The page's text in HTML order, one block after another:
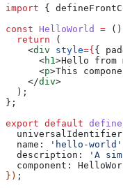
import {
const HelloWorld = ()
  return
(
    <
div style={{
      <
h1 >Hello from
      <
p>This
    </
div>
  );
};
export default
  name:
'hello-world'
  description:
'A
  component:
}) ;